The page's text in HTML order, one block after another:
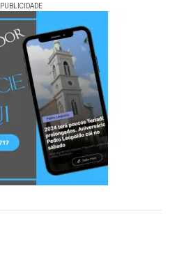
PUBLICIDADE